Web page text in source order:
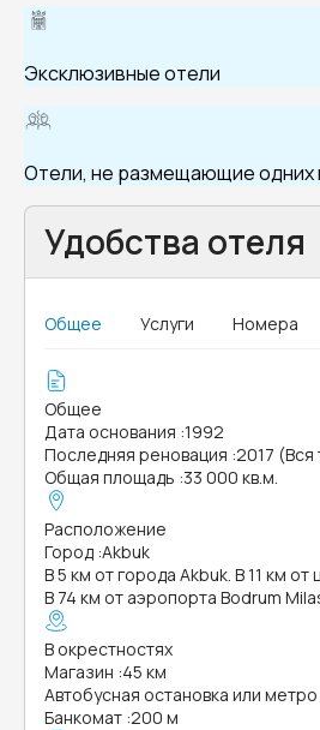
Эксклюзивные отели
Отели, не размещающие одних
Удобства отеля
Общее Услуги Номера
Общее
Дата основания :1992
Последняя реновация :2017 (Вся
Общая площадь :33 000 кв.м.
Расположение
Город :Akbuk
В 5 км от города Akbuk. В 11 км
В 74 км от аэропорта Bodrum
В окрестностях
Магазин :45 км
Автобусная остановка или метро
Банкомат :200 м